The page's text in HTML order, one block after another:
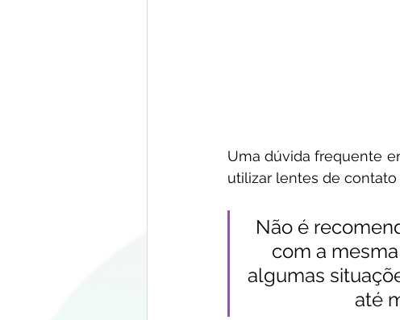
Uma dúvida frequente
utilizar lentes de
Não é
com a
algumas
até